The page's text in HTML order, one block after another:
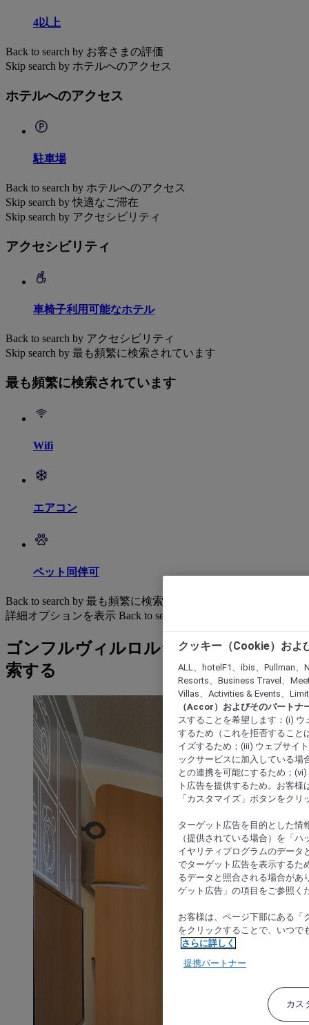
4以上
Back to search by お客さまの評価
Skip search by ホテルへのアクセス
ホテルへのアクセス
駐車場
Back to search by ホテルへのアクセス
Skip search by 快適なご滞在
Skip search by アクセシビリティ
アクセシビリティ
車椅子利用可能なホテル
Back to search by アクセシビリティ
Skip search by 最も頻繁に検索されています
最も頻繁に検索されています
Wifi
エアコン
ペット同伴可
Back to search by 最も頻繁に検索されています
詳細オプションを表示 Back to search by categories
ゴンフルヴィルロルシェ: ホテルを検
索する
クッキー（Cookie）およ
ALL、hotelF1、ibis、Pullman
Resorts、Business Travel、
Villas、Activities & Events、
（Accor）およびそのパートナ
スすることを希望します：(i)
するため（これを拒否すること
イズするため；(iii) ウェブサイ
ックサービスに加入している場
との連携を可能にするため；
ト広告を提供するため。お客
「カスタマイズ」ボタンをク
ターゲット広告を目的とした情
（提供されている場合）を「
イヤリティプログラムのデータ
でターゲット広告を表示するた
るデータと照合される場合があ
ゲット広告」の項目をご参照く
お客様は、ページ下部にある「
をクリックすることで、いつで
さらに詳しく
提携パートナー
カス